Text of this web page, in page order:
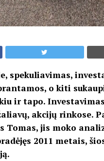
spekuliavimas,
o kiti
ir tapo.
akcijų rinkose.
Tomas, jis moko
2011 metais,